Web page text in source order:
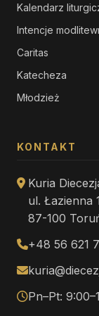
Kalendarz
Intencje
Caritas
Katecheza
Młodzież
KONTAKT
Kuria
ul. Łazienna
87-100
+48 56 621
Pn–Pt: